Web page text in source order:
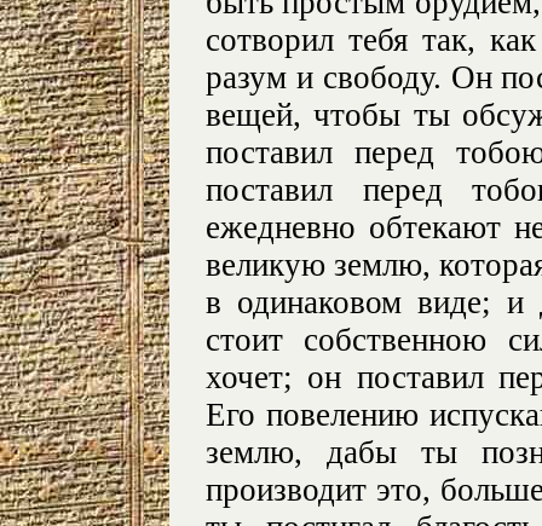
сотворил тебя так,
разум и свободу. Он
вещей, чтобы ты
поставил перед
поставил перед
ежедневно обтекают
великую землю,
в одинаковом виде;
стоит собственною
хочет; он поставил
Его повелению
землю, дабы ты
производит это,